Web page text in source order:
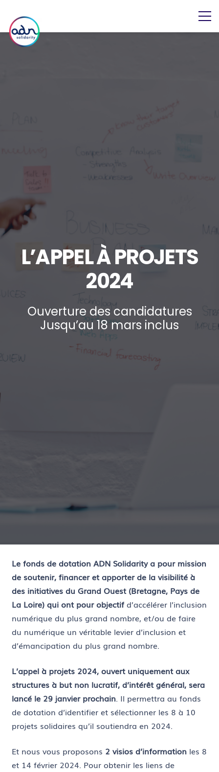
L’APPEL À PROJETS
2024
Ouverture des candidatures
Jusqu’au 18 mars inclus
Le fonds de dotation ADN Solidarity a pour mission
de soutenir, financer et apporter de la visibilité à
des initiatives du Grand Ouest (Bretagne, Pays de
La Loire) qui ont pour objectif d’accélérer l’inclusion
numérique du plus grand nombre, et/ou de faire
du numérique un véritable levier d’inclusion et
d’émancipation du plus grand nombre.
L’appel à projets 2024, ouvert uniquement aux
structures à but non lucratif, d’intérêt général, sera
lancé le 29 janvier prochain. Il permettra au fonds
de dotation d’identifier et sélectionner les 8 à 10
projets solidaires qu’il soutiendra en 2024.
Et nous vous proposons 2 visios d’information les 8
et 14 février 2024. Pour obtenir les liens de